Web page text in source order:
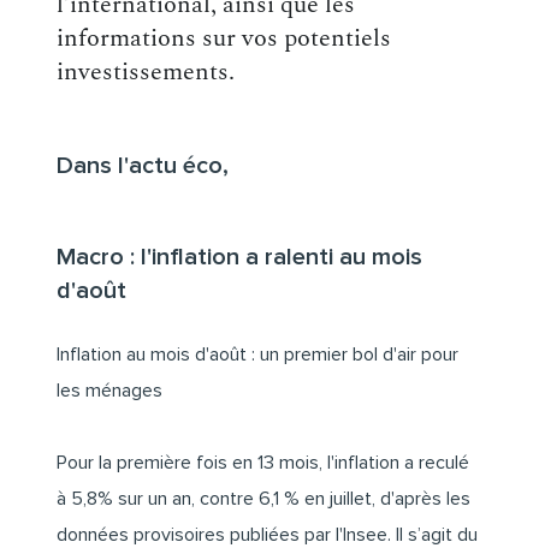
informations sur vos potentiels
investissements.
Dans l'actu éco,
Macro : l'inflation a ralenti au mois
d'août
Inflation au mois d'août : un premier bol d'air pour
les ménages
Pour la première fois en 13 mois, l'inflation a reculé
à 5,8% sur un an, contre 6,1 % en juillet, d'après les
données provisoires publiées par l'Insee. Il s’agit du